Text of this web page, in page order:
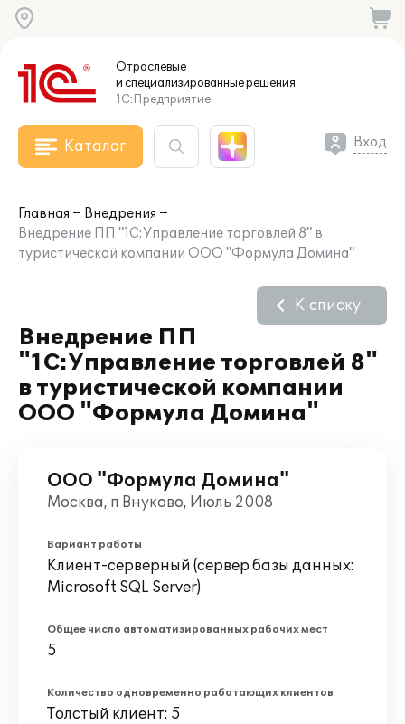
Отраслевые
и специализированныерешения
1С:Предприятие
Каталог Вход
Главная
Внедрения
Внедрение ПП "1С:Управление торговлей 8" в
туристической компании ООО "Формула Домина"
Внедрение ПП
"1С:Управление торговлей 8"
в туристической компании
ООО "Формула Домина"
К списку
ООО "Формула Домина"
Москва, п Внуково, Июль 2008
Вариант работы
Клиент-серверный (сервер базы данных:
Microsoft SQL Server)
Общее число автоматизированных рабочих мест
5
Количество одновременно работающих клиентов
Толстый клиент: 5